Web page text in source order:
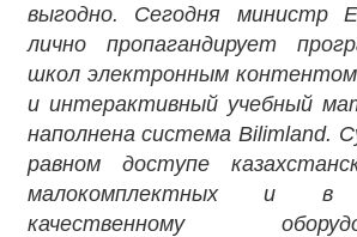
выгодно. Сегодня министр
лично пропагандирует
школ электронным
и интерактивный учебный
наполнена система Bilimland.
равном доступе
малокомплектных и в
качественному